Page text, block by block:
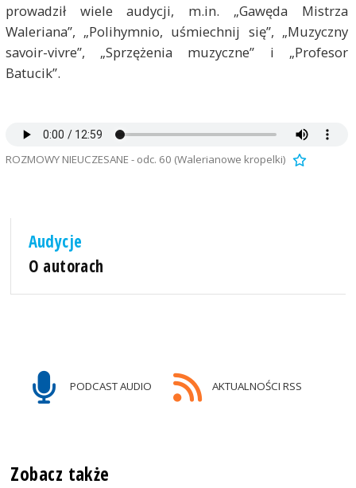
prowadził wiele audycji, m.in. „Gawęda Mistrza
Waleriana”, „Polihymnio, uśmiechnij się”, „Muzyczny
savoir-vivre”, „Sprzężenia muzyczne” i „Profesor
Batucik”.
ROZMOWY NIEUCZESANE - odc. 60 (Walerianowe kropelki)
Audycje
O autorach
PODCAST AUDIO AKTUALNOŚCI RSS
Zobacz także